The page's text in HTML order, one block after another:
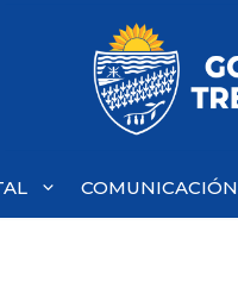
COMUNICACIÓN